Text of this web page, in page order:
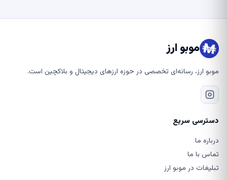
موبو ارز
موبو ارز، رسانه‌ای تخصصی در حوزه ارزهای دیجیتال و بلاکچین است.
دسترسی سریع
درباره ما
تماس با ما
تبلیغات در موبو ارز